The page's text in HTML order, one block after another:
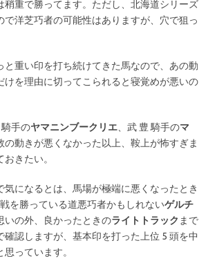
稍重で勝ってます。ただし、北海道シリーズ
で洋芝巧者の可能性はありますが、穴で狙っ
と重い印を打ち続けてきた馬なので、あの動
けを理由に切ってこられると寝覚めが悪いの
手のヤマニンブークリエ 、武 豊 騎手のマ
の動きが悪くなかった以上、鞍上が怖すぎま
きたい。
気になるとは、馬場が極端に悪くなったとき
を勝っている道悪巧者かもしれないゲルチ
いの外、良かったときのライトトラック まで
確認しますが、基本印を打った上位 5 頭を中
っています。